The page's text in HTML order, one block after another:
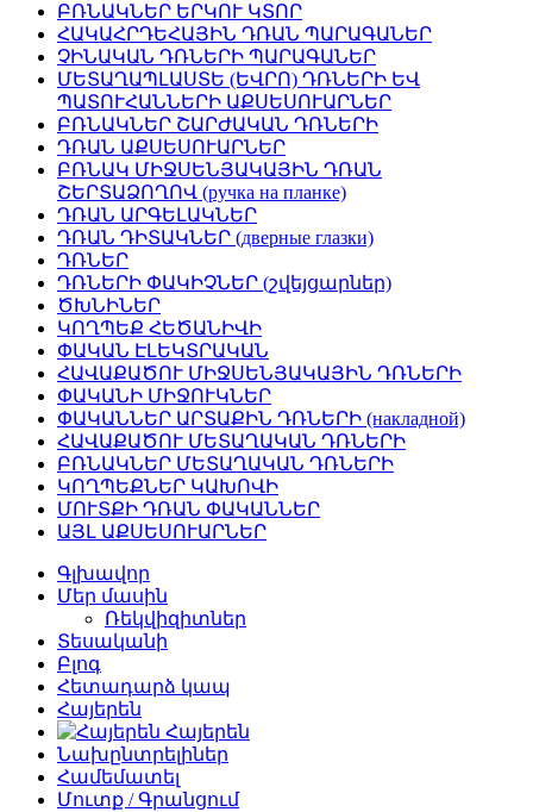
ԲՌՆԱԿՆԵՐ ԵՐԿՈՒ ԿՏՈՐ
ՀԱԿԱՀՐԴԵՀԱՅԻՆ ԴՌԱՆ ՊԱՐԱԳԱՆԵՐ
ՉԻՆԱԿԱՆ ԴՌՆԵՐԻ ՊԱՐԱԳԱՆԵՐ
ՄԵՏԱՂԱՊԼԱՍՏԵ (ԵՎՐՈ) ԴՌՆԵՐԻ ԵՎ
ՊԱՏՈՒՀԱՆՆԵՐԻ ԱՔՍԵՍՈՒԱՐՆԵՐ
ԲՌՆԱԿՆԵՐ ՇԱՐԺԱԿԱՆ ԴՌՆԵՐԻ
ԴՌԱՆ ԱՔՍԵՍՈՒԱՐՆԵՐ
ԲՌՆԱԿ ՄԻՋՍԵՆՅԱԿԱՅԻՆ ԴՌԱՆ
ՇԵՐՏԱՁՈՂՈՎ (ручка на планке)
ԴՌԱՆ ԱՐԳԵԼԱԿՆԵՐ
ԴՌԱՆ ԴԻՏԱԿՆԵՐ (дверные глазки)
ԴՌՆԵՐ
ԴՌՆԵՐԻ ՓԱԿԻՉՆԵՐ (շվեյցարներ)
ԾԽՆԻՆԵՐ
ԿՈՂՊԵՔ ՀԵԾԱՆԻՎԻ
ՓԱԿԱՆ ԷԼԵԿՏՐԱԿԱՆ
ՀԱՎԱՔԱԾՈՒ ՄԻՋՍԵՆՅԱԿԱՅԻՆ ԴՌՆԵՐԻ
ՓԱԿԱՆԻ ՄԻՋՈՒԿՆԵՐ
ՓԱԿԱՆՆԵՐ ԱՐՏԱՔԻՆ ԴՌՆԵՐԻ (накладной)
ՀԱՎԱՔԱԾՈՒ ՄԵՏԱՂԱԿԱՆ ԴՌՆԵՐԻ
ԲՌՆԱԿՆԵՐ ՄԵՏԱՂԱԿԱՆ ԴՌՆԵՐԻ
ԿՈՂՊԵՔՆԵՐ ԿԱԽՈՎԻ
ՄՈՒՏՔԻ ԴՌԱՆ ՓԱԿԱՆՆԵՐ
ԱՅԼ ԱՔՍԵՍՈՒԱՐՆԵՐ
Գլխավոր
Մեր մասին
Ռեկվիզիտներ
Տեսականի
Բլոգ
Հետադարձ կապ
Հայերեն
Հայերեն
Նախընտրելիներ
Համեմատել
Մուտք / Գրանցում